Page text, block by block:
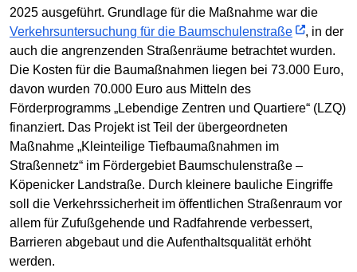
2025 ausgeführt. Grundlage für die Maßnahme war die
Verkehrsuntersuchung für die Baumschulenstraße
, in der
auch die angrenzenden Straßenräume betrachtet wurden.
Die Kosten für die Baumaßnahmen liegen bei 73.000 Euro,
davon wurden 70.000 Euro aus Mitteln des
Förderprogramms „Lebendige Zentren und Quartiere“ (LZQ)
finanziert. Das Projekt ist Teil der übergeordneten
Maßnahme „Kleinteilige Tiefbaumaßnahmen im
Straßennetz“ im Fördergebiet Baumschulenstraße –
Köpenicker Landstraße. Durch kleinere bauliche Eingriffe
soll die Verkehrssicherheit im öffentlichen Straßenraum vor
allem für Zufußgehende und Radfahrende verbessert,
Barrieren abgebaut und die Aufenthaltsqualität erhöht
werden.